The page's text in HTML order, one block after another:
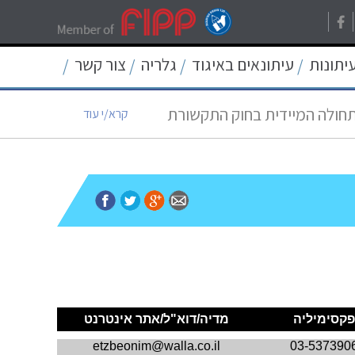
/ עיתונאים באיגוד / גלריה / צור קשר /
בישראל קרא/י עוד
המיידית בחוק התקשורת קרא/י עוד
קרא/י עוד
החיסיון העיתונאי קרא/י עוד
קרא/י עוד
פקסימיליה
מדיה/דוא"ל/אתר אינטרנט
03-
etzbeonim@walla.co.il